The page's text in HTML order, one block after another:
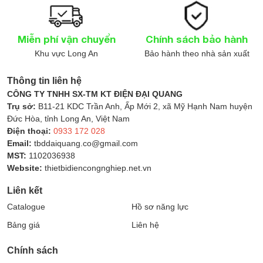
Với dạng thiết kế gắn DIN rail tiêu chuẩn,MCB
Mitsubishi BHW-T10 2P C25
dễ dàng lắp đặt vào các
hệ tủ điện hiện có. Thiết bị có thể thay thế nhanh
chuyên dụng. Ngoài ra, thiết kế 2 pha 2 cực giúp sản
phẩm phù hợp với các mạch điện 1 pha 2 dây hoặc hệ
thống phân phối yêu cầu bảo vệ đồng thời cả pha và
trung tính.
Ứng Dụng Rộng Rãi Trong Nhiều Lĩnh Vực
Từ nhà ở dân dụng, tòa nhà thương mại đến nhà máy
nhỏ và công trình kỹ thuật – MCB Mitsubishi BHW-T10
quả.
Miễn phí vận chuyển
Khu vực Long An
Chính sách bảo hành
Bảo hành theo nhà sản xuất
Thông tin liên hệ
CÔNG TY TNHH SX-TM KT ĐIỆN ĐẠI QUANG
Trụ sở: B11-21 KDC Trần Anh, Ấp Mới 2, xã Mỹ Hạnh Nam huyện
Đức Hòa, tỉnh Long An, Việt Nam
Điện thoại: 0933 172 028
Email: tbddaiquang.co@gmail.com
MST: 1102036938
Website: thietbidiencongnghiep.net.vn
Liên kết
Catalogue
Hồ sơ năng lực
Bảng giá
Liên hệ
Chính sách